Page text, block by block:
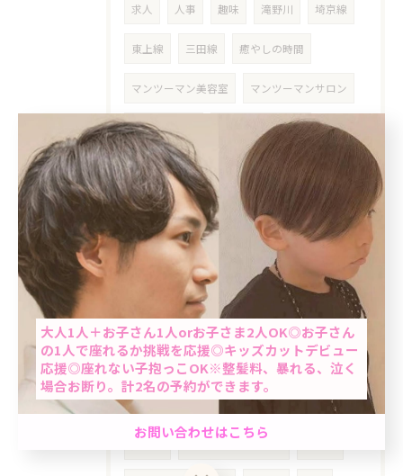
求人 人事 趣味 滝野川 埼京線
東上線 三田線 癒やしの時間
マンツーマン美容室 マンツーマンサロン
隠れ家サロン リラクゼーション
リフレッシュ ご褒美 スッキリ
ストレス解消 男性限定 メンズヘア
コスパ 平日限定 ヘアサロン
癒しの空間 自己紹介
テンプレ 個室美容室 ミント
ミントシャンプー ミントスパ
ミントヘッドスパ
当日予約OK
大人1人＋お子さん1人orお子さま2人OK◎お子さん
の1人で座れるか挑戦を応援◎キッズカットデビュー
応援◎座れない子抱っこOK※整髪料、暴れる、泣く
場合お断り。計2名の予約ができます。
お問い合わせはこちら
男性限定★最短60分で完了のクイック白髪染め＆カ
ット☆「ちょっと気になる…」を気軽にケア。週末
前におすすめ◎自然で清潔感のある仕上がり☆